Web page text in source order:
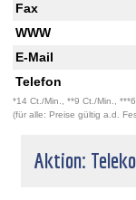
Fax
WWW
E-Mail
Telefon
*14 Ct./Min., **9 Ct./Min.,
(für alle: Preise gültig a.d.
Aktion: